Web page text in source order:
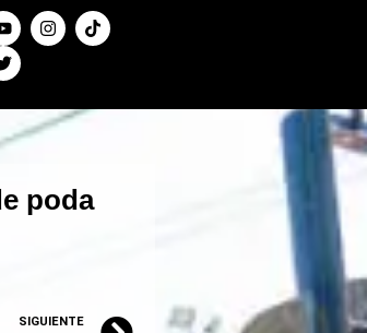
poda
SIGUIENTE